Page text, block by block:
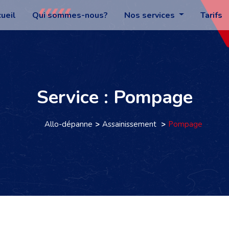
Qui sommes-nous? Nos services Tarifs
Service : Pompage
Allo-dépanne Assainissement Pompage